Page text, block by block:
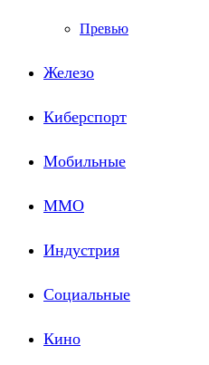
Превью
Железо
Киберспорт
Мобильные
ММО
Индустрия
Социальные
Кино